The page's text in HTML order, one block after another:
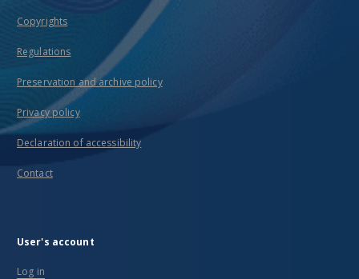
Copyrights
Regulations
Preservation and archive policy
Privacy policy
Declaration of accessibility
Contact
User's account
Log in